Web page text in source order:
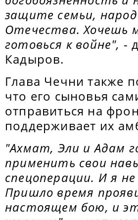
защите семьи,
Отечества. Хочешь
готовься к войне", -
Кадыров.
Глава Чечни также
что его сыновья
отправиться на
поддерживает их
"Ахмат, Эли и Адам
применить свои
спецоперации. И я
Пришло время
настоящем бою, и